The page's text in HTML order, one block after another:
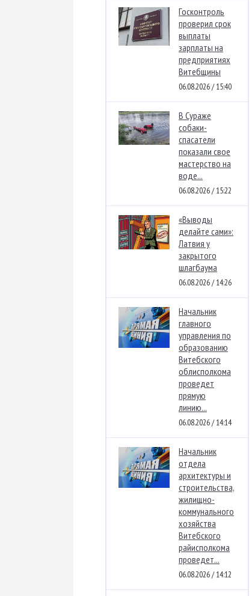
Госконтроль
проверил срок
выплаты
зарплаты на
предприятиях
Витебщины
06.08.2026 / 15:40
В Сураже
собаки-
спасатели
показали свое
мастерство на
воде...
06.08.2026 / 15:22
«Выводы
делайте сами»:
Латвия у
закрытого
шлагбаума
06.08.2026 / 14:26
Начальник
главного
управления по
образованию
Витебского
облисполкома
проведет
прямую
линию...
06.08.2026 / 14:14
Начальник
отдела
архитектуры и
строительства,
жилищно-
коммунального
хозяйства
Витебского
райисполкома
проведет...
06.08.2026 / 14:12